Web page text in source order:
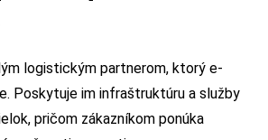
logistickým partnerom, ktorý e-
Poskytuje im infraštruktúru a služby
pričom zákazníkom ponúka